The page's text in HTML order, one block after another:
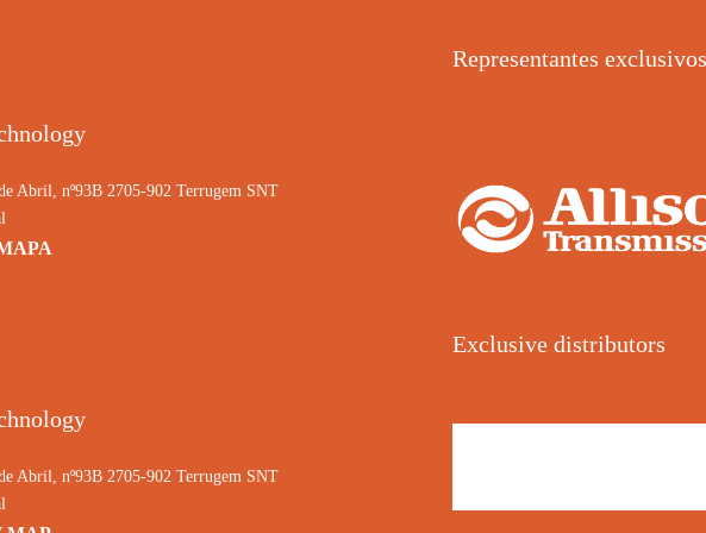
Abril, nº93B 2705-902 Terrugem SNT
Representantes exclusivos
Abril, nº93B 2705-902 Terrugem SNT
Exclusive distributors